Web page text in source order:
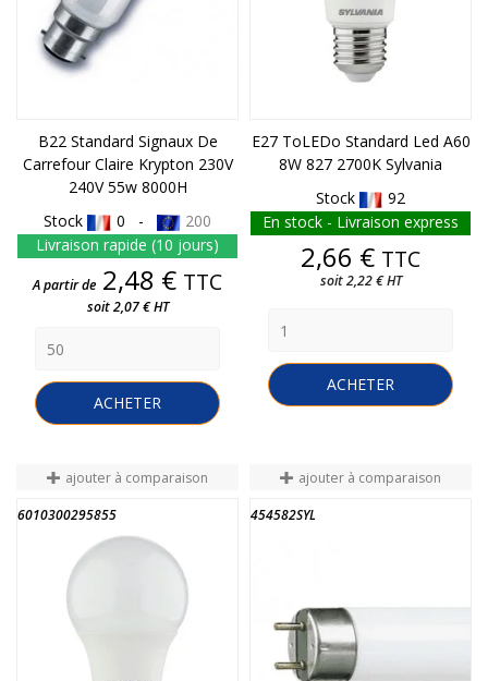
B22 Standard Signaux De
Carrefour Claire Krypton 230V
240V 55w 8000H
Stock
0 -
200
Livraison rapide (10 jours)
Prix
A partir de 2,48 € TTC
soit 2,07 € HT
ACHETER
E27 ToLEDo Standard Led A60
8W 827 2700K Sylvania
Stock
92
En stock - Livraison express
Prix
2,66 € TTC
soit 2,22 € HT
ACHETER
ajouter à comparaison
6010300295855
FIN DE STOCK
ajouter à comparaison
454582SYL